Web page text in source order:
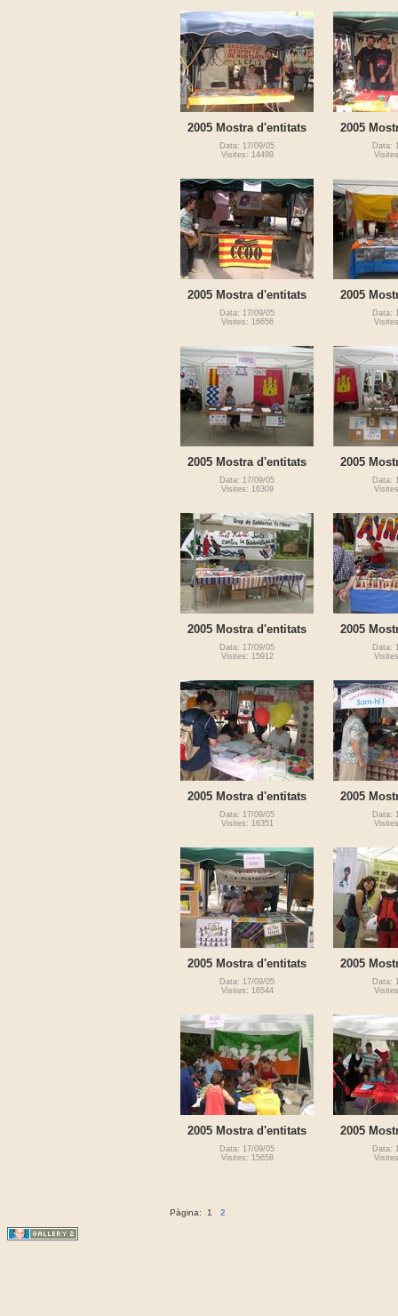
2005 Mostra d'entitats
Data: 17/09/05
Visites: 14499
2005
Data:
2005 Mostra d'entitats
Data: 17/09/05
Visites: 16656
2005
Data:
2005 Mostra d'entitats
Data: 17/09/05
Visites: 16309
2005
Data:
2005 Mostra d'entitats
Data: 17/09/05
Visites: 15912
2005
Data:
2005 Mostra d'entitats
Data: 17/09/05
Visites: 16351
2005
Data:
2005 Mostra d'entitats
Data: 17/09/05
Visites: 16544
2005
Data:
2005 Mostra d'entitats
Data: 17/09/05
Visites: 15658
2005
Data:
Pàgina: 1 2